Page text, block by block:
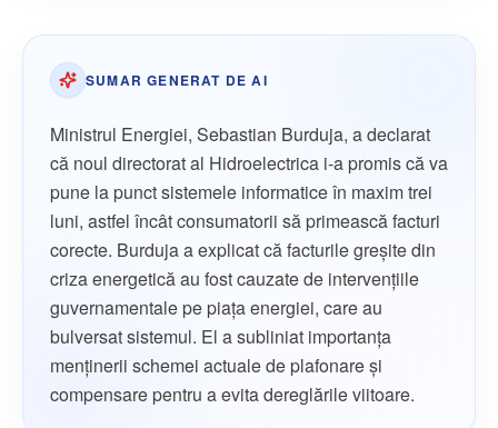
SUMAR GENERAT DE AI
Ministrul Energiei, Sebastian Burduja, a declarat
că noul directorat al Hidroelectrica i-a promis că va
pune la punct sistemele informatice în maxim trei
luni, astfel încât consumatorii să primească facturi
corecte. Burduja a explicat că facturile greșite din
criza energetică au fost cauzate de intervențiile
guvernamentale pe piața energiei, care au
bulversat sistemul. El a subliniat importanța
menținerii schemei actuale de plafonare și
compensare pentru a evita dereglările viitoare.